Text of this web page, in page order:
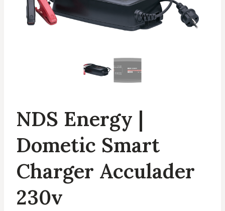
NDS Energy |
Dometic Smart
Charger Acculader
230v